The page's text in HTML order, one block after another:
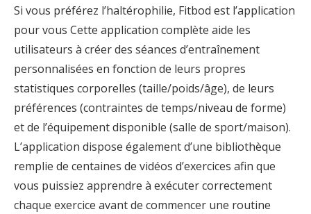
Si vous préférez l’haltérophilie, Fitbod est l’application
pour vous Cette application complète aide les
utilisateurs à créer des séances d’entraînement
personnalisées en fonction de leurs propres
statistiques corporelles (taille/poids/âge), de leurs
préférences (contraintes de temps/niveau de forme)
et de l’équipement disponible (salle de sport/maison).
L’application dispose également d’une bibliothèque
remplie de centaines de vidéos d’exercices afin que
vous puissiez apprendre à exécuter correctement
chaque exercice avant de commencer une routine